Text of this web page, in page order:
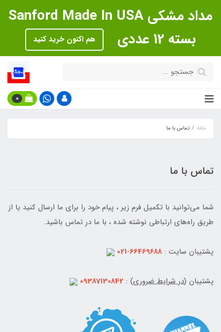
مداد مشکی Sanford Made In USA
بسته 12 عددی
هم اکنون خرید کنید
0
خانه تماس با ما
تماس با ما
شما می‌توانید با تکمیل فرم زیر ، پیام خود را برای ما ارسال کنید یا از
طریق راه‌های ارتباطی نوشته شده ، با ما در تماس باشید.
پشتیبان سایت : 66469688
-
021
پشتیبان (در شرایط ضروری) :
09387130842